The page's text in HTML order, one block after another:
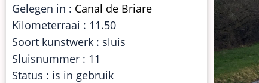
Gelegen in : Canal de Briare
Kilometerraai : 11.50
Soort kunstwerk : sluis
Sluisnummer : 11
Status : is in gebruik